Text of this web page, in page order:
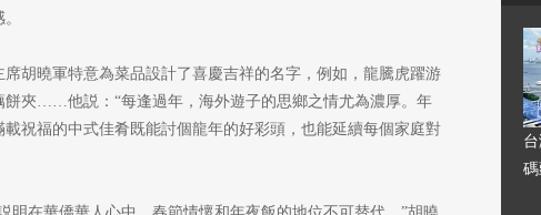
胡曉軍特意為菜品設計了喜慶吉祥的名字，例如，龍騰虎躍游
餅夾……他説：“每逢過年，海外遊子的思鄉之情尤為濃厚。年
祝福的中式佳肴既能討個龍年的好彩頭，也能延續每個家庭對
碼